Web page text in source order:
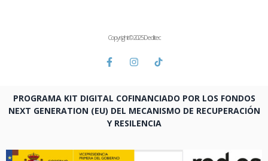
Copyright © 2025 Deditec
PROGRAMA KIT DIGITAL COFINANCIADO POR LOS FONDOS
NEXT GENERATION (EU) DEL MECANISMO DE RECUPERACIÓN
Y RESILENCIA